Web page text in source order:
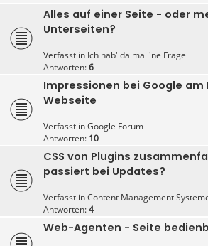
Alles auf einer Seite - oder
Unterseiten?
Verfasst in Ich hab' da mal 'ne Frage
Antworten:6
Impressionen bei Google am
Webseite
Verfasst inGoogle Forum
Antworten: 10
CSS von Plugins
passiert bei Updates?
Verfasst inContent Management
Antworten:4
Web-Agenten - Seite